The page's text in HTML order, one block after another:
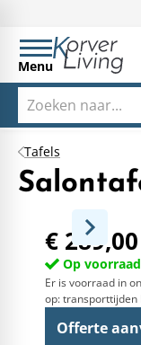
Menu
Tafels
€ 289,00
Op voorraad
Er is voorraad in
op: transporttijden
Offerte